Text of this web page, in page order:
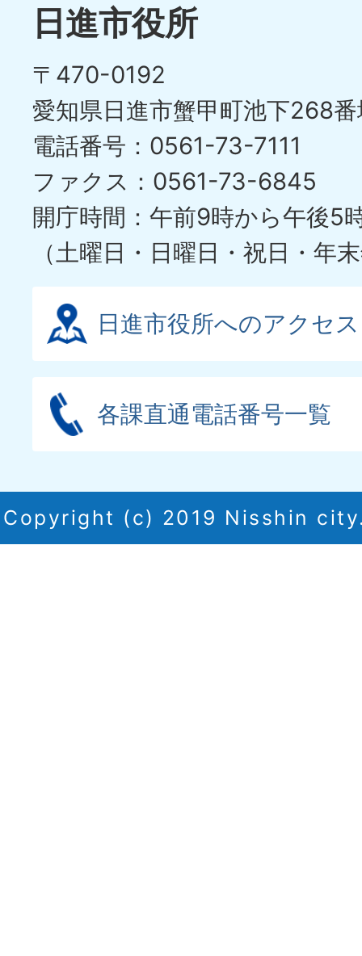
日進市役所
〒470-0192
愛知県日進市蟹甲町池下268
電話番号：0561-73-7111
ファクス：0561-73-6845
開庁時間：午前9時から午後5
（土曜日・日曜日・祝日・年
日進市役所へのアクセス
各課直通電話番号一覧
Copyright (c) 2019 Nisshin